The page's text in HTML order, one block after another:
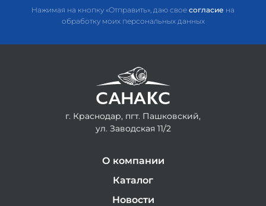
Нажимая на кнопку «Отправить», даю свое согласие на
обработку моих персональных данных
г. Краснодар, пгт. Пашковский,
ул. Заводская 11/2
О компании
Каталог
Новости